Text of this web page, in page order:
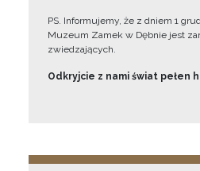
PS. Informujemy, że z dniem 1
Muzeum Zamek w Dębnie jest
zwiedzających.
Odkryjcie z nami świat pełen